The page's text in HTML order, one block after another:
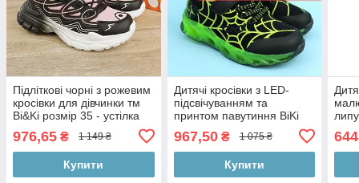
Підліткові чорні з рожевим
кросівки для дівчинки тм
Bi&Ki розмір 35 - устілка
976,65 ₴ 1 149 ₴
Купити
Дитячі кросівки з LED-
підсвічуванням та
принтом павутиння BiKi
розмір 29 - устілка 18,7 см
967,50₴ 1 075 ₴
Купити